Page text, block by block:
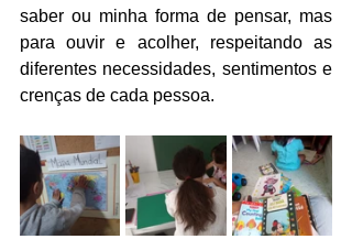
saber ou minha forma de pensar, mas
para ouvir e acolher, respeitando as
diferentes necessidades, sentimentos e
crenças de cada pessoa.